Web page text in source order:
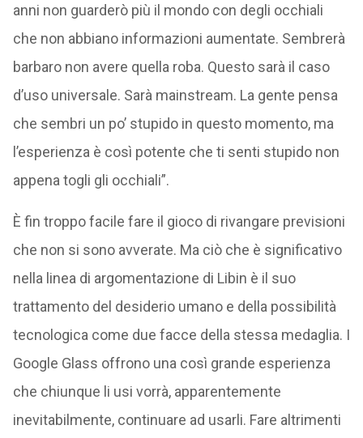
anni non guarderò più il mondo con degli occhiali
che non abbiano informazioni aumentate. Sembrerà
barbaro non avere quella roba. Questo sarà il caso
d’uso universale. Sarà mainstream. La gente pensa
che sembri un po’ stupido in questo momento, ma
l’esperienza è così potente che ti senti stupido non
appena togli gli occhiali”.
È fin troppo facile fare il gioco di rivangare previsioni
che non si sono avverate. Ma ciò che è significativo
nella linea di argomentazione di Libin è il suo
trattamento del desiderio umano e della possibilità
tecnologica come due facce della stessa medaglia. I
Google Glass offrono una così grande esperienza
che chiunque li usi vorrà, apparentemente
inevitabilmente, continuare ad usarli. Fare altrimenti